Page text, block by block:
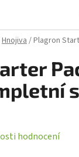
Hnojiva/Plagron
hodnocení